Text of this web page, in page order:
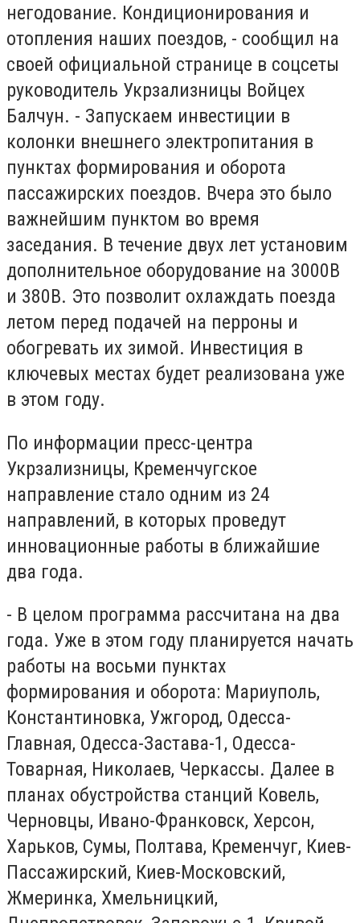
негодование. Кондиционирования и
отопления наших поездов, - сообщил на
своей официальной странице в соцсеты
руководитель Укрзализницы Войцех
Балчун. - Запускаем инвестиции в
колонки внешнего электропитания в
пунктах формирования и оборота
пассажирских поездов. Вчера это было
важнейшим пунктом во время
заседания. В течение двух лет установим
дополнительное оборудование на 3000В
и 380В. Это позволит охлаждать поезда
летом перед подачей на перроны и
обогревать их зимой. Инвестиция в
ключевых местах будет реализована уже
в этом году.
По информации пресс-центра
Укрзализницы, Кременчугское
направление стало одним из 24
направлений, в которых проведут
инновационные работы в ближайшие
два года.
- В целом программа рассчитана на два
года. Уже в этом году планируется начать
работы на восьми пунктах
формирования и оборота: Мариуполь,
Константиновка, Ужгород, Одесса-
Главная, Одесса-Застава-1, Одесса-
Товарная, Николаев, Черкассы. Далее в
планах обустройства станций Ковель,
Черновцы, Ивано-Франковск, Херсон,
Харьков, Сумы, Полтава, Кременчуг, Киев-
Пассажирский, Киев-Московский,
Жмеринка, Хмельницкий,